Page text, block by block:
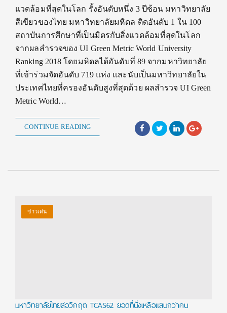
แวดล้อมที่สุดในโลก รั้งอันดับหนึ่ง 3 ปีซ้อน มหาวิทยาลัย
สีเขียวของไทย มหาวิทยาลัยมหิดล ติดอันดับ 1 ใน 100
สถาบันการศึกษาที่เป็นมิตรกับสิ่งแวดล้อมที่สุดในโลก
จากผลสำรวจของ UI Green Metric World University
Ranking 2018 โดยมหิดลได้อันดับที่ 89 จากมหาวิทยาลัย
ที่เข้าร่วมจัดอันดับ 719 แห่ง และนับเป็นมหาวิทยาลัยใน
ประเทศไทยที่ครองอันดับสูงที่สุดด้วย ผลสำรวจ UI Green
Metric World…
CONTINUE READING
ข่าวเด่น
มหาวิทยาลัยไทยส่อวิกฤต TCAS62 ยอดที่นั่งเหลือแสนกว่าคน